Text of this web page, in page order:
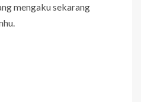
mengaku sekarang